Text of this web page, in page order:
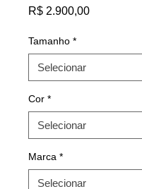
R$ 2.900,00Preço
Tamanho *
Cor *
Marca *